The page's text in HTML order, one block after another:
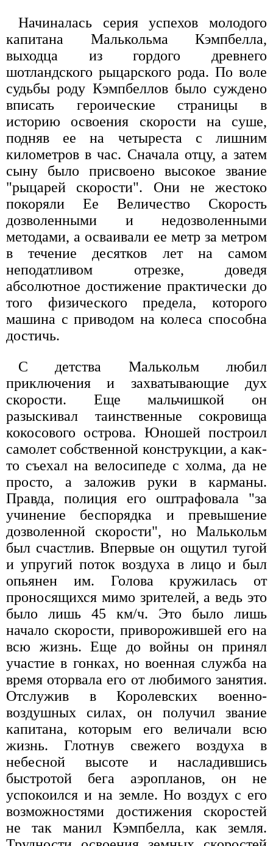
Начиналась серия успехов молодого
капитана Малькольма Кэмпбелла,
выходца из гордого древнего
шотландского рыцарского рода. По воле
судьбы роду Кэмпбеллов было суждено
вписать героические страницы в
историю освоения скорости на суше,
подняв ее на четыреста с лишним
километров в час. Сначала отцу, а затем
сыну было присвоено высокое звание
"рыцарей скорости". Они не жестоко
покоряли Ее Величество Скорость
дозволенными и недозволенными
методами, а осваивали ее метр за метром
в течение десятков лет на самом
неподатливом отрезке, доведя
абсолютное достижение практически до
того физического предела, которого
машина с приводом на колеса способна
достичь.
С детства Малькольм любил
приключения и захватывающие дух
скорости. Еще мальчишкой он
разыскивал таинственные сокровища
кокосового острова. Юношей построил
самолет собственной конструкции, а как-
то съехал на велосипеде с холма, да не
просто, а заложив руки в карманы.
Правда, полиция его оштрафовала "за
учинение беспорядка и превышение
дозволенной скорости", но Малькольм
был счастлив. Впервые он ощутил тугой
и упругий поток воздуха в лицо и был
опьянен им. Голова кружилась от
проносящихся мимо зрителей, а ведь это
было лишь 45 км/ч. Это было лишь
начало скорости, приворожившей его на
всю жизнь. Еще до войны он принял
участие в гонках, но военная служба на
время оторвала его от любимого занятия.
Отслужив в Королевских военно-
воздушных силах, он получил звание
капитана, которым его величали всю
жизнь. Глотнув свежего воздуха в
небесной высоте и насладившись
быстротой бега аэропланов, он не
успокоился и на земле. Но воздух с его
возможностями достижения скоростей
не так манил Кэмпбелла, как земля.